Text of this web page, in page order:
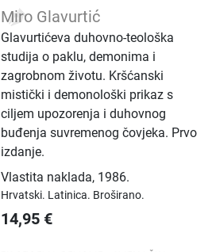
Miro Glavurtić
Glavurtićeva duhovno-teološka
studija o paklu, demonima i
zagrobnom životu. Kršćanski
mistički i demonološki prikaz s
ciljem upozorenja i duhovnog
buđenja suvremenog čovjeka. Prvo
izdanje.
Vlastita naklada, 1986.
Hrvatski. Latinica. Broširano.
14,95 €